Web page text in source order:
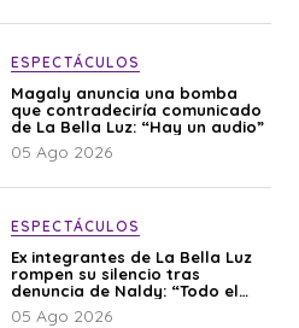
ESPECTÁCULOS
Magaly anuncia una bomba
que contradeciría comunicado
de La Bella Luz: “Hay un audio”
05 Ago 2026
ESPECTÁCULOS
Ex integrantes de La Bella Luz
rompen su silencio tras
denuncia de Naldy: “Todo el
mundo lo sabía”
05 Ago 2026